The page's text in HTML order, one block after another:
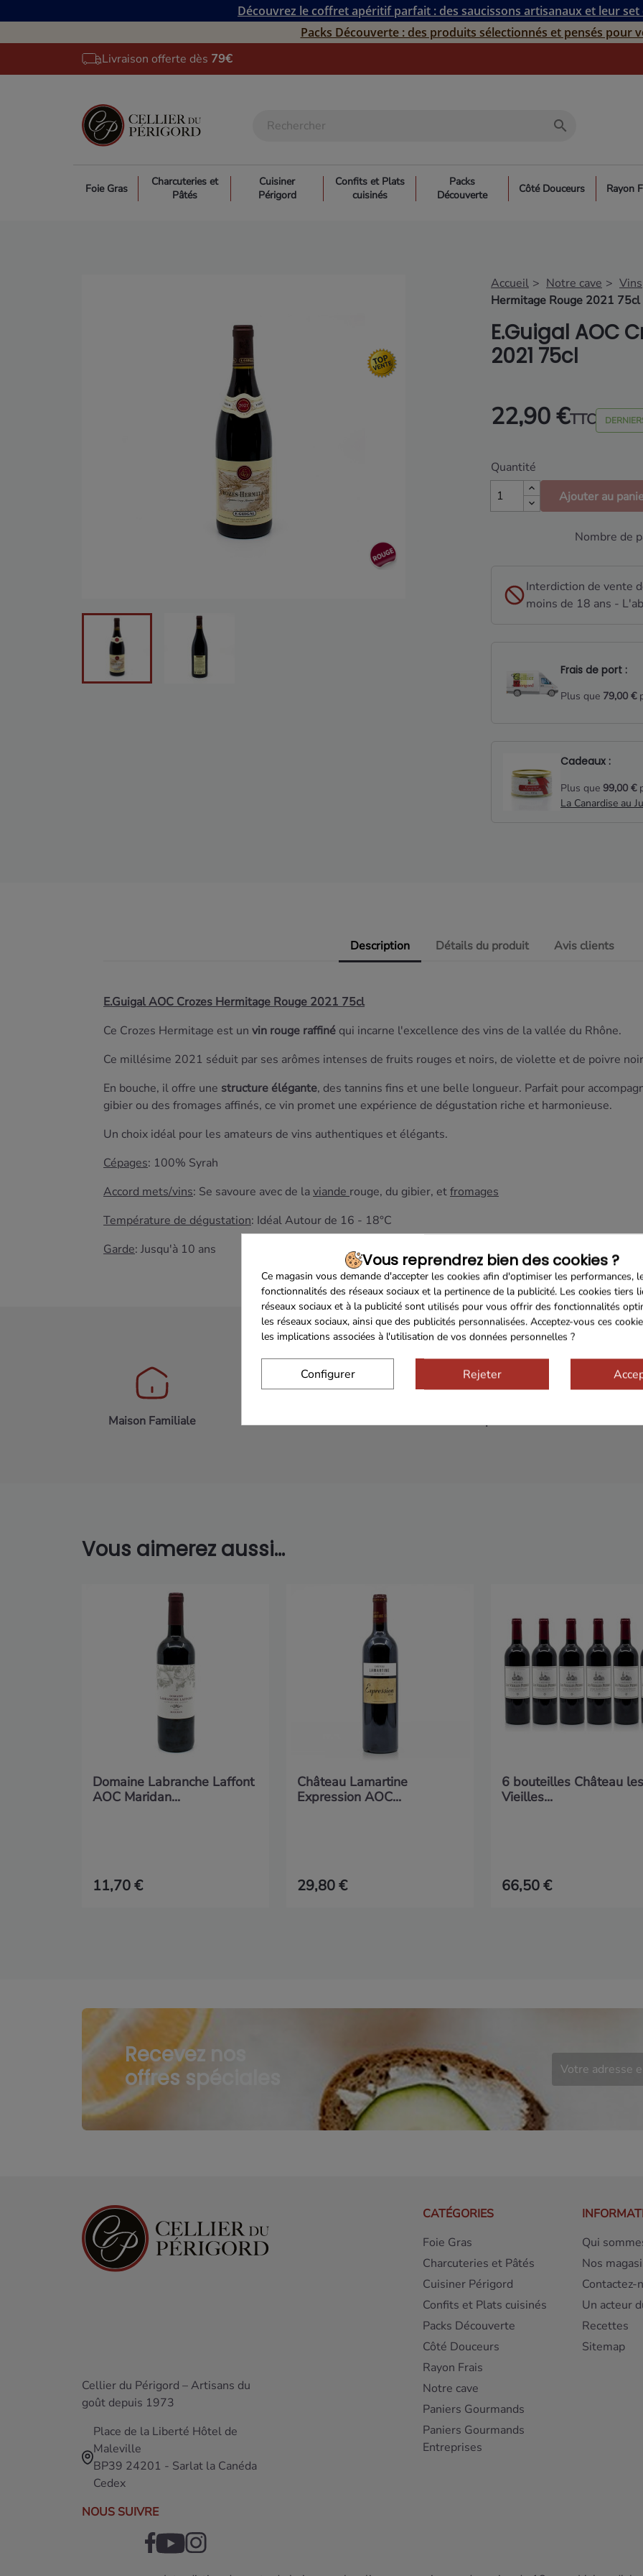
Découvrez le coffret apéritif parfait : des saucissons artisanaux et leur
Packs Découverte : des produits sélectionnés et pensés pour
Livraison offerte dès 79€
search
Foie Gras
Charcuteries et
Pâtés
Cuisiner
Périgord
Confits et Plats
cuisinés
Packs
Découverte
Côté Douceurs Rayon
Accueil Notre cave Vins
Hermitage Rouge 2021 75cl
E.Guigal AOC
2021 75cl
22,90 €TTC
Quantité
Ajouter au
Nombre de
Interdiction de vente
moins de 18 ans -
Frais de port :
Plus que 79,00 €
Cadeaux :
Plus que 99,00 €
La Canardise au
Description Détails du produit Avis clients
E.Guigal AOC Crozes Hermitage Rouge 2021 75cl
Ce Crozes Hermitage est un vin rouge raffiné qui incarne l'excellence des vins de la vallée du Rhône.
Ce millésime 2021 séduit par ses arômes intenses de fruits rouges et noirs, de violette et de poivre
En bouche, il offre une structure élégante, des tannins fins et une belle longueur. Parfait pour
gibier ou des fromages affinés, ce vin promet une expérience de dégustation riche et harmonieuse.
Un choix idéal pour les amateurs de vins authentiques et élégants.
Cépages: 100% Syrah
Accord mets/vins: Se savoure avec de laviande rouge, du gibier, etfromages
Température de dégustation: IdéalAutour de 16 - 18°C
Garde: Jusqu'à 10 ans
Maison Familiale Paiement Sécurisé Franco de port 79€
Vous aimerez aussi...
Domaine Labranche Laffont
AOC Maridan...
11,70 €
Château Lamartine
Expression AOC...
29,80 €
6 bouteilles Château les
Vieilles...
66,50 €
Recevez nos
offres spéciales
Cellier du Périgord – Artisans du
goût depuis 1973
Place de la Liberté Hôtel de
Maleville
BP39 24201 - Sarlat la Canéda
Cedex
NOUS SUIVRE
CATÉGORIES
Foie Gras
Charcuteries et Pâtés
Cuisiner Périgord
Confits et Plats cuisinés
Packs Découverte
Côté Douceurs
Rayon Frais
Notre cave
Paniers Gourmands
Paniers Gourmands
Entreprises
Qui
Nos
Contactez-
Un acteur
Recettes
Sitemap
Vous reprendrez bien des cookies ?
Ce magasin vous demande d'accepter les cookies afin d'optimiser les performances,
fonctionnalités des réseaux sociaux et la pertinence de la publicité. Les cookies tiers
réseaux sociaux et à la publicité sont utilisés pour vous offrir des fonctionnalités
les réseaux sociaux, ainsi que des publicités personnalisées. Acceptez-vous ces
les implications associées à l'utilisation de vos données personnelles ?
Configurer Rejeter